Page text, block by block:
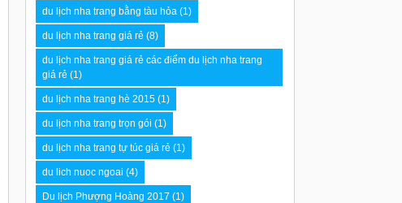
du lịch nha trang bằng tàu hỏa (1)
du lịch nha trang giá rẻ (8)
du lịch nha trang giá rẻ các điểm du lịch nha trang
giá rẻ (1)
du lịch nha trang hè 2015 (1)
du lịch nha trang trọn gói (1)
du lịch nha trang tự túc giá rẻ (1)
du lich nuoc ngoai (4)
Du lịch Phượng Hoàng 2017 (1)